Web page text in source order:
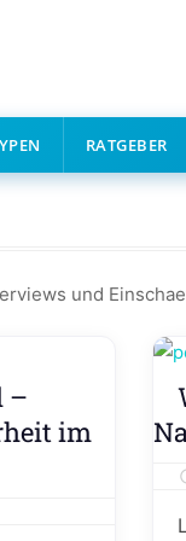
RATGEBER
und
–
im
&